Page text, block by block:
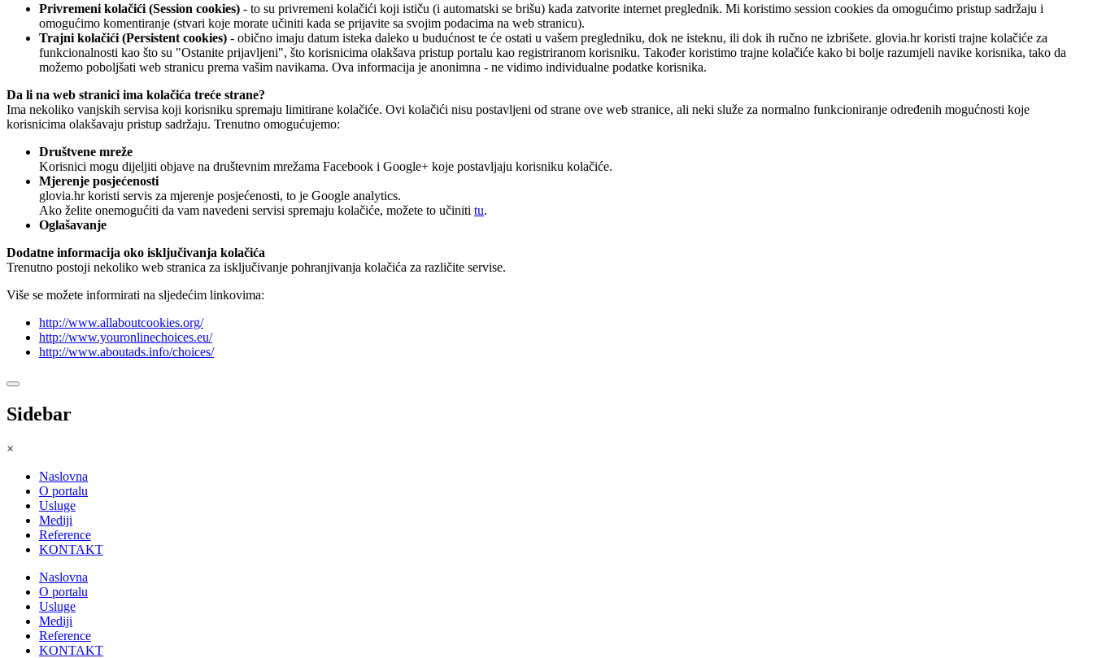
Privremeni kolačići (Session cookies) - to su privremeni kolačići koji ističu (i automatski se brišu) kada zatvorite internet preglednik. Mi koristimo session cookies da omogućimo pristup sadržaju i
omogućimo komentiranje (stvari koje morate učiniti kada se prijavite sa svojim podacima na web stranicu).
Trajni kolačići (Persistent cookies) - obično imaju datum isteka daleko u budućnost te će ostati u vašem pregledniku, dok ne isteknu, ili dok ih ručno ne izbrišete. glovia.hr koristi trajne kolačiće za
funkcionalnosti kao što su "Ostanite prijavljeni", što korisnicima olakšava pristup portalu kao registriranom korisniku. Također koristimo trajne kolačiće kako bi bolje razumjeli navike korisnika, tako da
možemo poboljšati web stranicu prema vašim navikama. Ova informacija je anonimna - ne vidimo individualne podatke korisnika.
Da li na web stranici ima kolačića treće strane?
Ima nekoliko vanjskih servisa koji korisniku spremaju limitirane kolačiće. Ovi kolačići nisu postavljeni od strane ove web stranice, ali neki služe za normalno funkcioniranje određenih mogućnosti koje
korisnicima olakšavaju pristup sadržaju. Trenutno omogućujemo:
Društvene mreže
Korisnici mogu dijeljiti objave na društevnim mrežama Facebook i Google+ koje postavljaju korisniku kolačiće.
Mjerenje posjećenosti
glovia.hr koristi servis za mjerenje posjećenosti, to je Google analytics.
Ako želite onemogućiti da vam navedeni servisi spremaju kolačiće, možete to učiniti tu.
Oglašavanje
Dodatne informacija oko isključivanja kolačića
Trenutno postoji nekoliko web stranica za isključivanje pohranjivanja kolačića za različite servise.
Više se možete informirati na sljedećim linkovima:
http://www.allaboutcookies.org/
http://www.youronlinechoices.eu/
http://www.aboutads.info/choices/
Sidebar
×
Naslovna
O portalu
Usluge
Mediji
Reference
KONTAKT
Naslovna
O portalu
Usluge
Mediji
Reference
KONTAKT